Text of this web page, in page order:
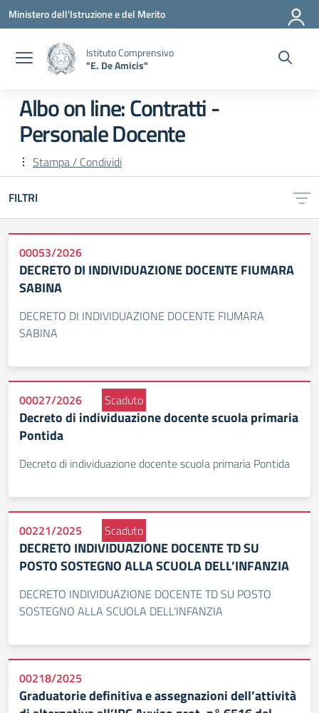
Vai ai contenuti
Vai al menu di navigazione
Vai al footer
Ministero dell'Istruzione e del Merito
Istituto Comprensivo
"E. De Amicis"
Albo on line:Contratti -
Personale Docente
Stampa / Condividi
FILTRI
00053/2026
DECRETO DI INDIVIDUAZIONE DOCENTE FIUMARA
SABINA
DECRETO DI INDIVIDUAZIONE DOCENTE FIUMARA
SABINA
00027/2026 Scaduto
Decreto di individuazione docente scuola primaria
Pontida
Decreto di individuazione docente scuola primaria Pontida
00221/2025 Scaduto
DECRETO INDIVIDUAZIONE DOCENTE TD SU
POSTO SOSTEGNO ALLA SCUOLA DELL’INFANZIA
DECRETO INDIVIDUAZIONE DOCENTE TD SU POSTO
SOSTEGNO ALLA SCUOLA DELL'INFANZIA
00218/2025
Graduatorie definitiva e assegnazioni dell’attività